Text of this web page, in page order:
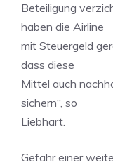
Beteiligung
haben die Airline
mit Steuergeld
dass diese
Mittel auch
sichern“, so
Liebhart.
Gefahr einer